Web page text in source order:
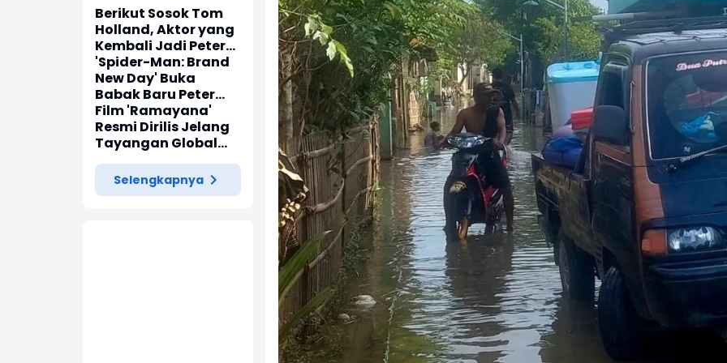
Berikut Sosok Tom
Holland, Aktor yang
Kembali Jadi Peter
Parker di 'Spider-
Man: Brand New Day'
'Spider-Man: Brand
New Day' Buka
Babak Baru Peter
Parker di Marvel
Cinematic Universe
Film 'Ramayana'
Resmi Dirilis Jelang
Tayangan Global
pada November
2026
Selengkapnya